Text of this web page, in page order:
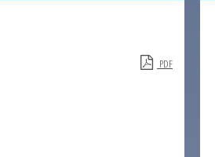
PDF